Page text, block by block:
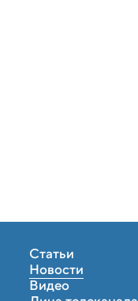
Статьи
Новости
Видео